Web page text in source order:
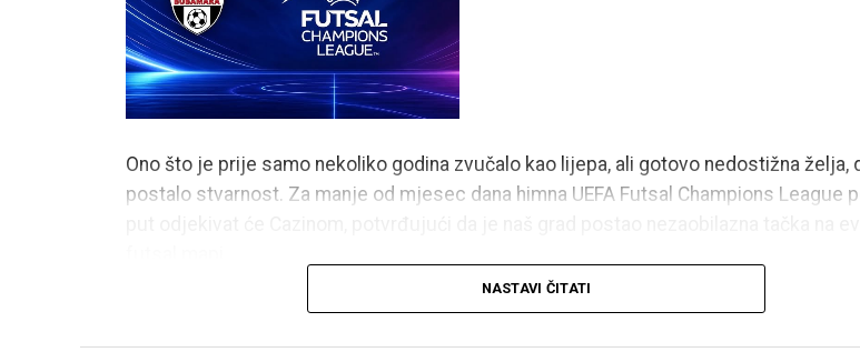
Ono što je prije samo nekoliko godina zvučalo kao lijepa, ali gotovo nedostižna želja,
postalo stvarnost. Za manje od mjesec dana himna UEFA Futsal Champions League
Ovo nije priča samo o sportskim uspjesima. Ovo je priča o ljudima koji nisu pristali na
NASTAVI ČITATI